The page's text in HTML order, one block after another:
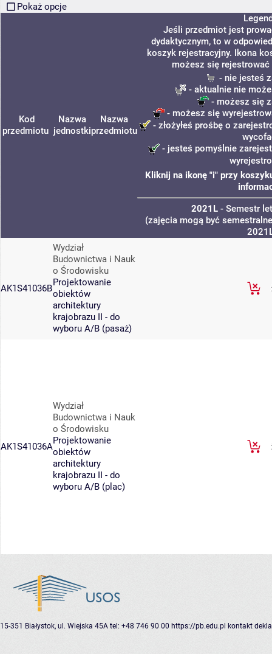
Pokaż opcje
Kod
przedmiotu
Nazwa
jednostki
Nazwa
przedmiotu
Jeśli przedmiot jest
dydaktycznym, to w
koszyk rejestracyjny. Ikona
możesz się rejestrować
- nie jesteś
- aktualnie nie
- możesz się
- możesz się
- złożyłeś prośbę o
- jesteś pomyślnie
Kliknij na ikonę "i" przy
2021L - Semestr
(zajęcia mogą być
AK1S41036B
Wydział
Budownictwa i Nauk
o Środowisku
Projektowanie
obiektów
architektury
krajobrazu II - do
wyboru A/B (pasaż)
AK1S41036A
Wydział
Budownictwa i Nauk
o Środowisku
Projektowanie
obiektów
architektury
krajobrazu II - do
wyboru A/B (plac)
15-351 Białystok, ul. Wiejska 45A tel: +48 746 90 00 https://pb.edu.pl kontakt